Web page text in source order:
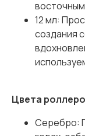
12 мл:
создания
Цвета
Серебро: